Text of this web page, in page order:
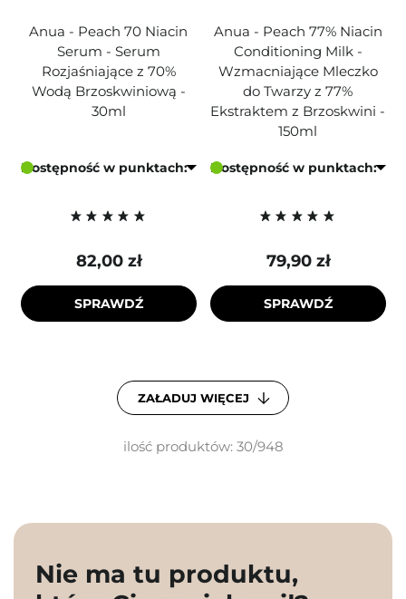
Anua - Peach 70 Niacin
Serum - Serum
Rozjaśniające z 70%
Wodą Brzoskwiniową -
30ml
Dostępność w punktach:
82,00 zł
SPRAWDŹ
Anua - Peach 77% Niacin
Conditioning Milk -
Wzmacniające Mleczko
do Twarzy z 77%
Ekstraktem z Brzoskwini -
150ml
Dostępność w punktach:
79,90 zł
SPRAWDŹ
ZAŁADUJ WIĘCEJ
ilość produktów: 30/948
Nie ma tu produktu,